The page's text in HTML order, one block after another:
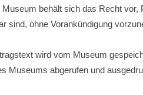
Museum behält sich das Recht
sind, ohne Vorankündigung
wird vom Museum
Museums abgerufen und